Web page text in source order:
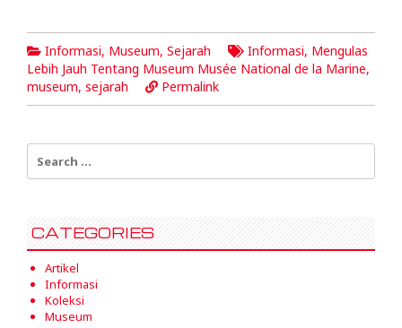
Informasi, Museum, Sejarah Informasi, Mengulas
Lebih Jauh Tentang Museum Musée National de la Marine,
museum, sejarah Permalink
Search
for:
CATEGORIES
Artikel
Informasi
Koleksi
Museum